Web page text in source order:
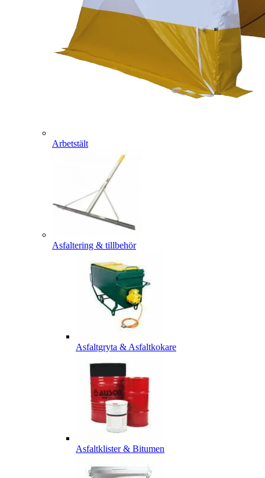
Arbetstält
Asfaltering & tillbehör
Asfaltgryta & Asfaltkokare
Asfaltklister & Bitumen